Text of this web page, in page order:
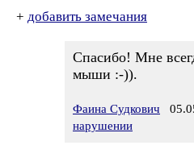
+ добавить замечания
Спасибо! Мне
мыши :-)).
Фаина Судкович
нарушении